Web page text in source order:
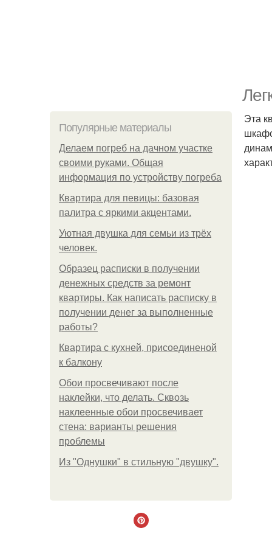
Популярные материалы
Делаем погреб на дачном участке
своими руками. Общая
информация по устройству погреба
Квартира для певицы: базовая
палитра с яркими акцентами.
Уютная двушка для семьи из трёх
человек.
Образец расписки в получении
денежных средств за ремонт
квартиры. Как написать расписку в
получении денег за выполненные
работы?
Квартира с кухней, присоединеной
к балкону
Обои просвечивают после
наклейки, что делать. Сквозь
наклеенные обои просвечивает
стена: варианты решения
проблемы
Из "Однушки" в стильную "двушку".
Эта